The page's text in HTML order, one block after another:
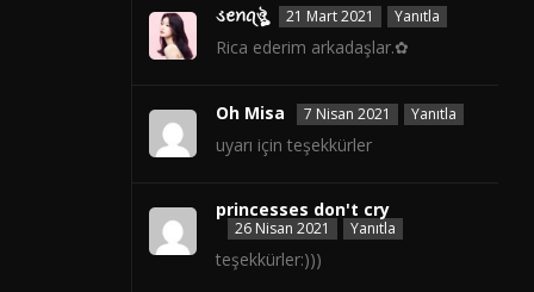
ડꫀꪀꪖঔৣ 21 Mart 2021 Yanıtla
Rica ederim arkadaşlar.✿
Oh Misa 7 Nisan 2021 Yanıtla
uyarı için teşekkürler
princesses don't cry
26 Nisan 2021 Yanıtla
teşekkürler:)))